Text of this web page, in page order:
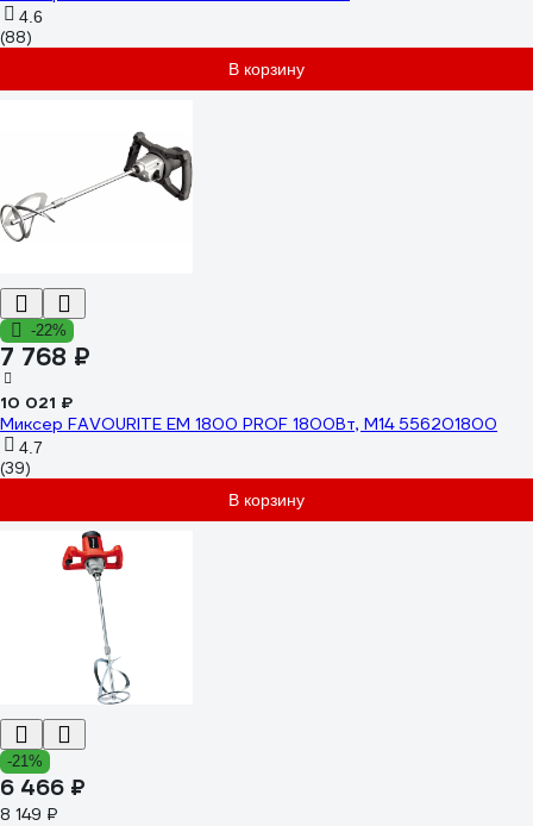
4.6
(88)
В корзину
-22%
7 768 ₽
10 021 ₽
Миксер FAVOURITE EM 1800 PROF 1800Вт, М14 556201800
4.7
(39)
В корзину
-21%
6 466 ₽
8 149 ₽